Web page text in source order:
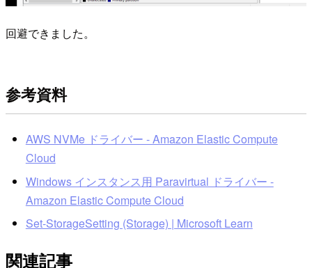
回避できました。
参考資料
AWS NVMe ドライバー - Amazon Elastic Compute
Cloud
Windows インスタンス用 Paravirtual ドライバー -
Amazon Elastic Compute Cloud
Set-StorageSetting (Storage) | Microsoft Learn
関連記事